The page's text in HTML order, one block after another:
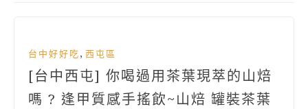
台中好好吃 , 西屯區
[台中西屯] 你喝過用茶葉現萃的山焙
嗎 ? 逢甲質感手搖飲~山焙 罐裝茶葉